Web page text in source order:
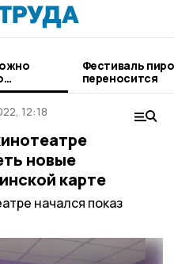
Фестиваль
переносится
12:18
новые
карте
начался показ